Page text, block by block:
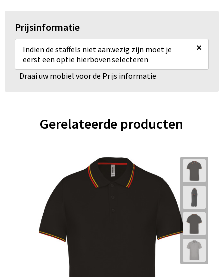
Prijsinformatie
Indien de staffels niet aanwezig zijn moet je
eerst een optie hierboven selecteren
×
Draai uw mobiel voor de Prijs informatie
Gerelateerde producten